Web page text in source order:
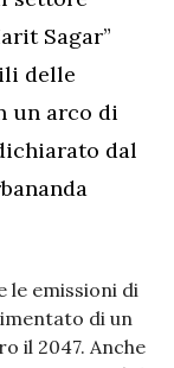
Sagar”
delle
un arco di
dal
le emissioni di
di un
il 2047. Anche